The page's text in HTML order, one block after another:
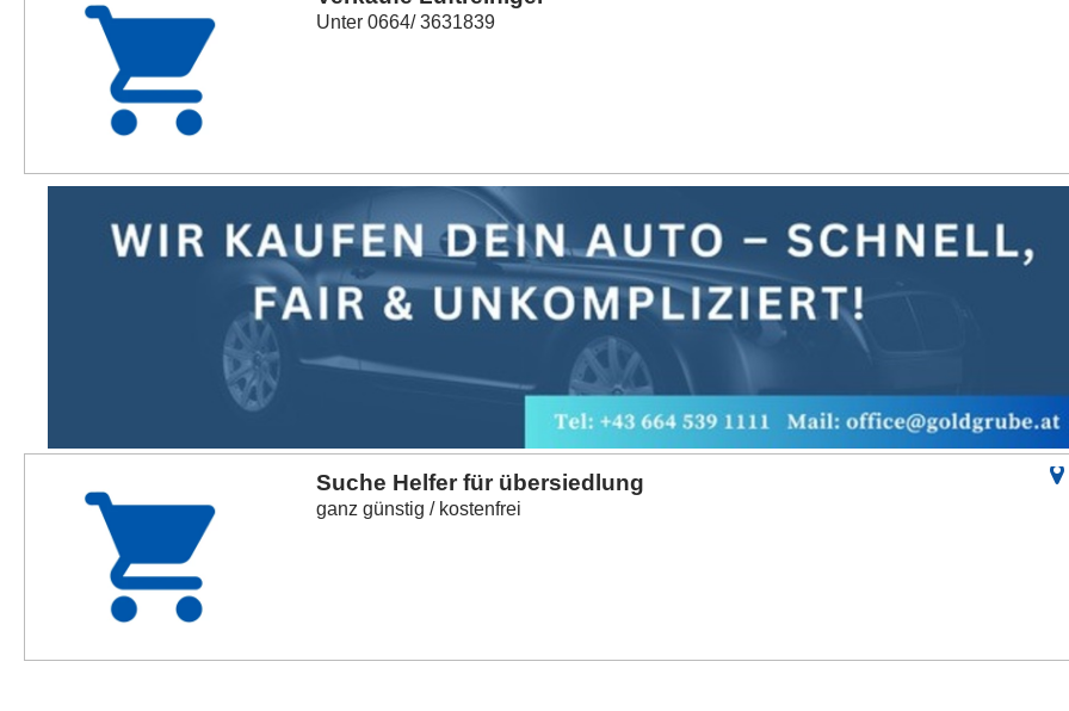
Unter 0664/ 3631839
Suche Helfer für übersiedlung
ganz günstig / kostenfrei